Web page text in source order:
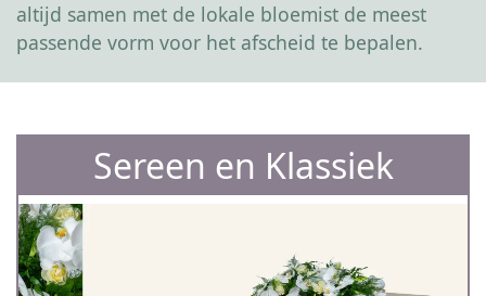
altijd samen met de lokale bloemist de meest
passende vorm voor het afscheid te bepalen.
Sereen en Klassiek